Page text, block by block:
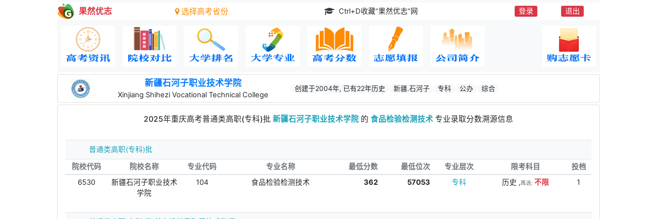
果然优志 选择高考省份 Ctrl+D收藏“果然优志”网 登录 退出
新疆石河子职业技术学院
Xinjiang Shihezi Vocational Technical College
创建于2004年, 已有22年历史 新疆.石河子 专科 公办 综合
2025年重庆高考普通类高职(专科)批 新疆石河子职业技术学院 的 食品检验检测技术 专业录取分数溯源信息
普通类高职(专科)批
院校代码
院校名称 专业代码 专业名称 最低分数 最低位次 专业层次 限考科目
投档
6530
新疆石河子职业技术
学院
104 食品检验检测技术 362 57053 专科 历史 ,再选: 不限 1